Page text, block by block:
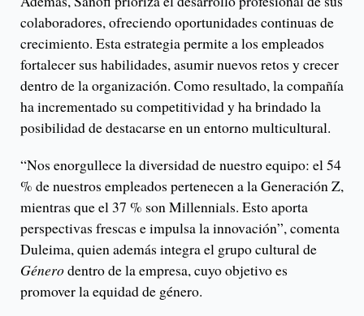
colaboradores, ofreciendo oportunidades continuas de
crecimiento. Esta estrategia permite a los empleados
fortalecer sus habilidades, asumir nuevos retos y crecer
dentro de la organización. Como resultado, la compañía
ha incrementado su competitividad y ha brindado la
posibilidad de destacarse en un entorno multicultural.
“Nos enorgullece la diversidad de nuestro equipo: el 54
% de nuestros empleados pertenecen a la Generación Z,
mientras que el 37 % son Millennials. Esto aporta
perspectivas frescas e impulsa la innovación”, comenta
Duleima, quien además integra el grupo cultural de
Génerodentro de la empresa, cuyo objetivo es
promover la equidad de género.